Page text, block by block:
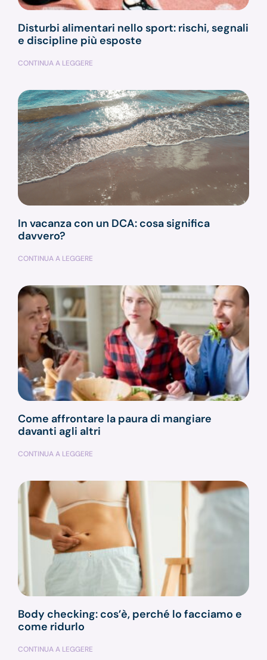
Disturbi alimentari nello sport: rischi, segnali
e discipline più esposte
CONTINUA A LEGGERE
In vacanza con un DCA: cosa significa
davvero?
CONTINUA A LEGGERE
Come affrontare la paura di mangiare
davanti agli altri
CONTINUA A LEGGERE
Body checking: cos’è, perché lo facciamo e
come ridurlo
CONTINUA A LEGGERE